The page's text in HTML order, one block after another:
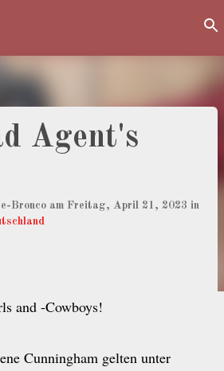
Agent's
Bronco am Freitag, April 21, 2023 in
and -Cowboys!
Cunningham gelten unter